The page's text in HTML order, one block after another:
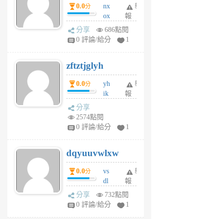
月
前
0.0分
nx
ox
rh
pe
月
前
舉
報
分享
686點閱
0 評論/給分
1
zftztjglyh
0.0分
yh
ik
tu
6
個
月
前
舉
報
分享
2574點閱
0 評論/給分
1
dqyuuvwlxw
0.0分
vs
dl
sq
fy
舉
報
分享
732點閱
0 評論/給分
1